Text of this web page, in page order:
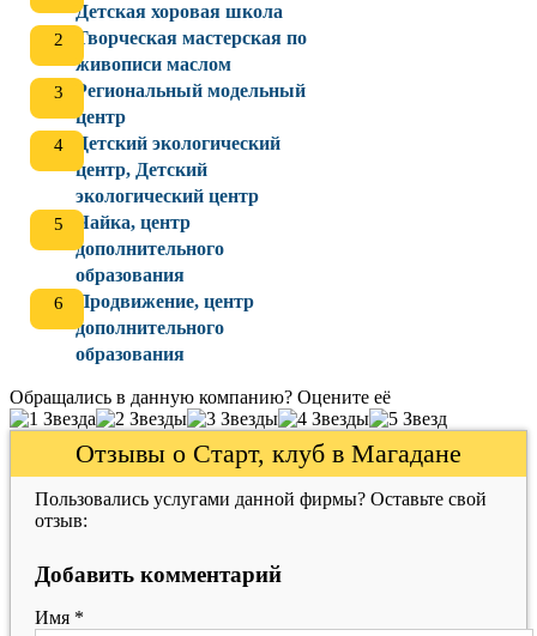
Детская хоровая школа
Творческая мастерская по
живописи маслом
Региональный модельный
центр
Детский экологический
центр, Детский
экологический центр
Чайка, центр
дополнительного
образования
Продвижение, центр
дополнительного
образования
Обращались в данную компанию? Оцените её
Отзывы о Старт, клуб в Магадане
Пользовались услугами данной фирмы? Оставьте свой
отзыв:
Добавить комментарий
Имя *